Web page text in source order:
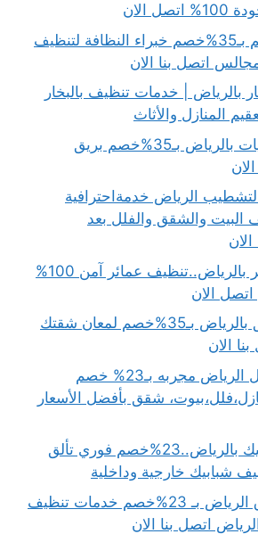
الان
شركة تنظيف بالدلم بـ35%خصم خبراء النظافة لتنظيف
اتصل بنا الان
بالرياض | خدمات تنظيف بالبخار
شركة تنظيف ارضيات بالرياض بـ35%خصم بريق
الرياض خدمةاحترافية
البيت والشقق والفلل بعد
شركة تنظيف عمائر بالرياض..تنظيف عمائر آمن 100%
شركة تنظيف شقق بالرياض بـ35%خصم لمعان شقتك
الان
شركة تنظيف شمال الرياض مجربه بـ23% خصم
شقق بأفضل الأسعار
شركة تنظيف شبابيك بالرياض..23%خصم فوري تألق
شبابيك خارجية وداخلية
شركة تنظيف شرق الرياض بـ 23%خصم خدمات تنظيف
اتصل بنا الان